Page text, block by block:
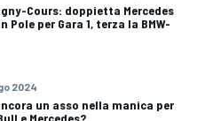
Cours: doppietta Mercedes
Pole per Gara 1, terza la BMW-
2024
un asso nella manica per
e Mercedes?